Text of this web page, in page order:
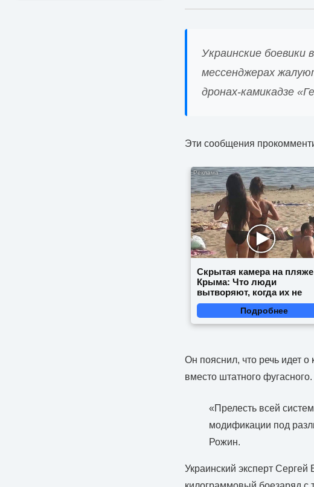
Украинские боевики
мессенджерах
дронах-камикадзе
Эти сообщения
Скрытая камера на пляже
Крыма: Что люди
вытворяют, когда их не
видят...
Подробнее
Он пояснил, что речь идет
вместо штатного
«Прелесть всей
модификации под
Рожин.
Украинский эксперт Сергей